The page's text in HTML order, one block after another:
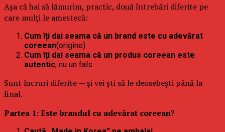
Așa că hai să lămurim, practic, două întrebări diferite pe
care mulți le amestecă:
Cum îți dai seama că un brand este cu adevărat
coreean(origine)
Cum îți dai seama că un produs coreean este
autentic, nu un fals
Sunt lucruri diferite — și vei ști să le deosebești până la
final.
Partea 1: Este brandul cu adevărat coreean?